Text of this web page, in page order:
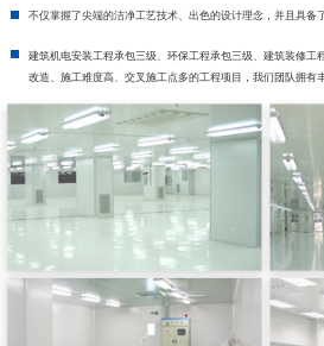
不仅掌握了尖端的洁净工艺技术、出色的设计理念，并且具备
建筑机电安装工程承包三级、环保工程承包三级、建筑装修工
改造、施工难度高、交叉施工点多的工程项目，我们团队拥有